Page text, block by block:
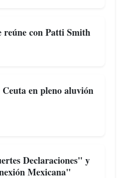
con Patti Smith
en pleno aluvión
Declaraciones" y
Mexicana"